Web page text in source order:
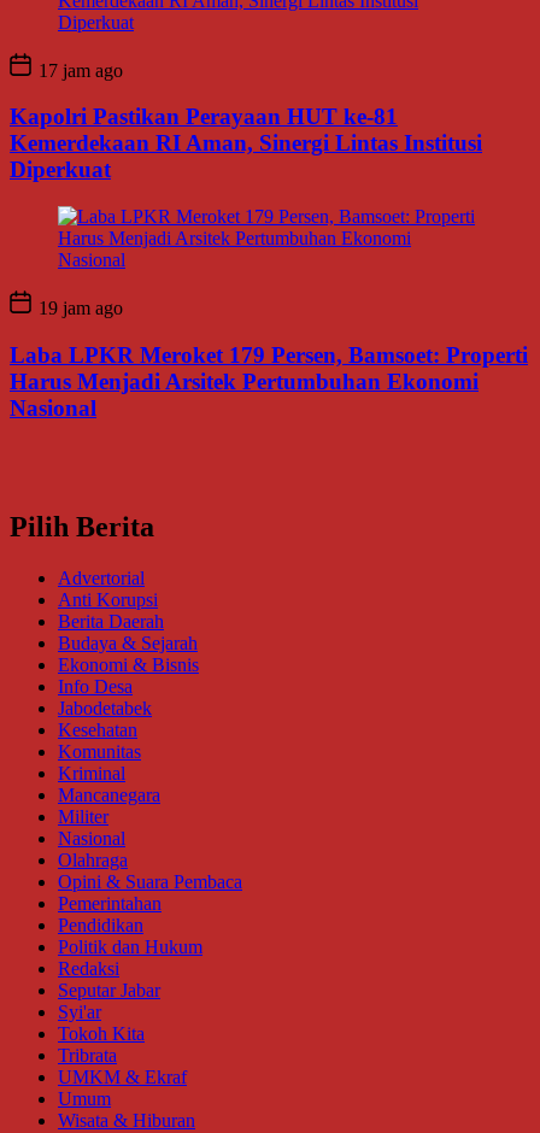
17 jam ago
Kapolri Pastikan Perayaan HUT ke-81
Kemerdekaan RI Aman, Sinergi Lintas Institusi
Diperkuat
19 jam ago
Laba LPKR Meroket 179 Persen, Bamsoet: Properti
Harus Menjadi Arsitek Pertumbuhan Ekonomi
Nasional
Pilih Berita
Advertorial
Anti Korupsi
Berita Daerah
Budaya & Sejarah
Ekonomi & Bisnis
Info Desa
Jabodetabek
Kesehatan
Komunitas
Kriminal
Mancanegara
Militer
Nasional
Olahraga
Opini & Suara Pembaca
Pemerintahan
Pendidikan
Politik dan Hukum
Redaksi
Seputar Jabar
Syi'ar
Tokoh Kita
Tribrata
UMKM & Ekraf
Umum
Wisata & Hiburan